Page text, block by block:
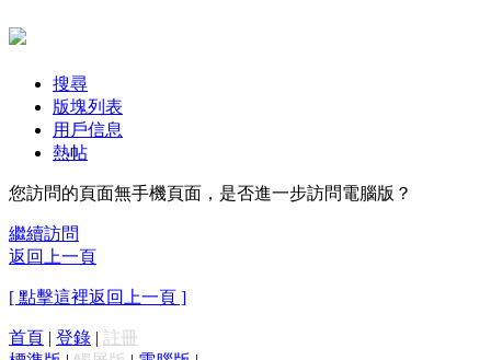
搜尋
版塊列表
用戶信息
熱帖
您訪問的頁面無手機頁面，是否進一步訪問電腦版？
繼續訪問
返回上一頁
[ 點擊這裡返回上一頁 ]
首頁 | 登錄 | 註冊